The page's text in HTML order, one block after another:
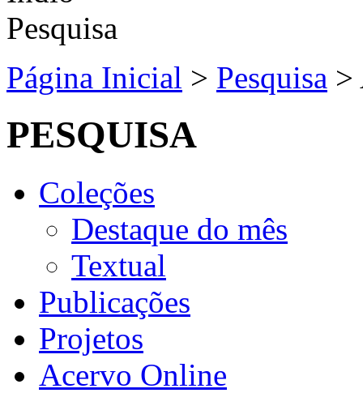
Página Inicial > Pesquisa >
PESQUISA
Coleções
Destaque do mês
Textual
Publicações
Projetos
Acervo Online